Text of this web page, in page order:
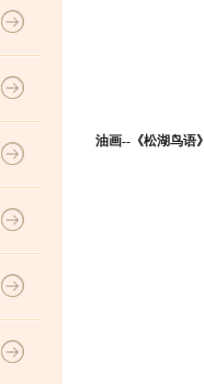
油画--《松湖鸟语》